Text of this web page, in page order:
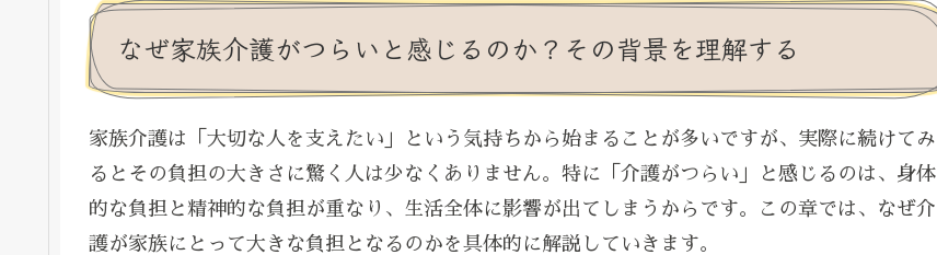
なぜ家族介護がつらいと感じるのか？その背景を理解する
家族介護は「大切な人を支えたい」という気持ちから始まることが多いですが、実際に続けてみ
るとその負担の大きさに驚く人は少なくありません。特に「介護がつらい」と感じるのは、身体
的な負担と精神的な負担が重なり、生活全体に影響が出てしまうからです。この章では、なぜ介
護が家族にとって大きな負担となるのかを具体的に解説していきます。